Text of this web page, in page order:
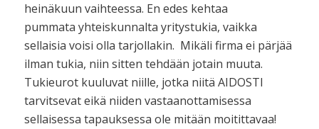
heinäkuun vaihteessa. En edes kehtaa
pummata yhteiskunnalta yritystukia, vaikka
sellaisia voisi olla tarjollakin. Mikäli firma ei pärjää
ilman tukia, niin sitten tehdään jotain muuta.
Tukieurot kuuluvat niille, jotka niitä AIDOSTI
tarvitsevat eikä niiden vastaanottamisessa
sellaisessa tapauksessa ole mitään moitittavaa!